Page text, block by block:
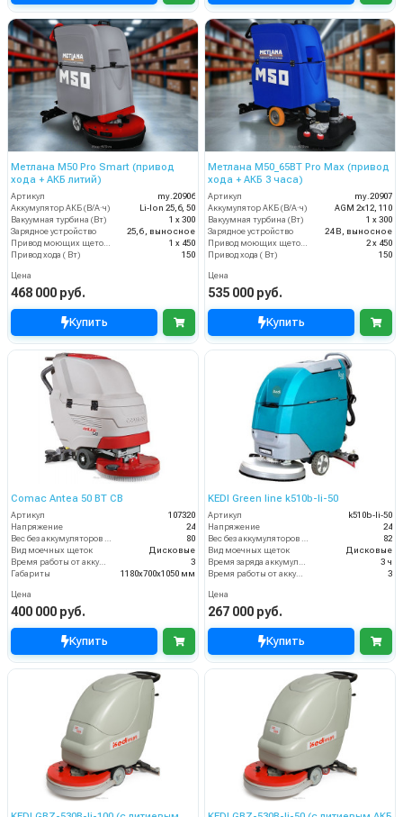
Метлана М50 Pro Smart (привод
хода + АКБ литий)
Артикул
my.20906
Аккумулятор АКБ (В/А·ч)
Li-Ion 25,6, 50
Вакуумная турбина (Вт)
1 х 300
Зарядное устройство
25,6 , выносное
1 х 450
Привод хода ( Вт)
150
Цена
468 000 руб.
Купить
Метлана М50_65BT Pro Max (привод
хода + АКБ 3 часа)
Артикул
my.20907
Аккумулятор АКБ (В/А·ч)
AGM 2х12, 110
Вакуумная турбина (Вт)
1 х 300
Зарядное устройство
24 В, выносное
2 х 450
Привод хода ( Вт)
150
Цена
535 000 руб.
Купить
Comac Antea 50 BT CB
Артикул
107320
Напряжение
24
80
Вид моечных щеток
Дисковые
Время работы от аккумуляторов (ч)
3
Габариты
1180х700х1050 мм
Цена
400 000 руб.
Купить
KEDI Green line k510b-li-50
Артикул
k510b-li-50
Напряжение
24
82
Вид моечных щеток
Дисковые
3 ч
Время работы от аккумуляторов (ч)
3
Цена
267 000 руб.
Купить